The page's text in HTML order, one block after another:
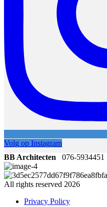
Volg op Instagram
BB Architecten 076-5934451
All rights reserved 2026
Privacy Policy